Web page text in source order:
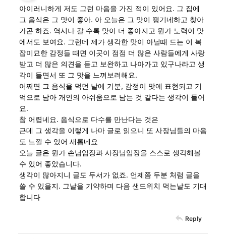
아이러니하게 저도 그런 마음을 가진 적이 있어요. 그 집에
그 음식은 그 맛이 좋아. 아 오늘은 그 맛이 땡기네하고 찾아
가곤 하죠. 역시나 갈 수록 맛이 더 좋아지고 뭔가 노력이 맛
에서도 보여요. 그런데 제가 생각한 맛이 아닐때 드는 이 복
잡미묘한 감정들 때면 이곳이 점점 더 많은 사람들에게 사랑
받고 더 많은 의견을 듣고 보완하고 나아가고 있구나라고 생
각이 들면서 또 그 맛을 느껴보려해요.
어쩌면 그 음식을 먹던 날에 기분, 감정이 맛에 표현되고 기
억으로 남아 개인의 아쉬움으로 남는 것 같다는 생각이 들어
요.
참 어렵네요. 음식으로 다수를 만난다는 것은
근데 그 생각을 이렇게 나마 글로 읽으니 또 사장님들의 마음
도 느낄 수 있어 새롭네요
오늘 글은 뭔가 손님입장과 사장님입장을 스스로 생각해볼
수 있어 좋았습니다.
생각이 많아지니 글도 두서가 없죠. 언제쯤 두분 처럼 글을
쓸 수 있을지. 그날을 기약하며 다음 샌드위치 먹는날도 기대
합니다
Reply